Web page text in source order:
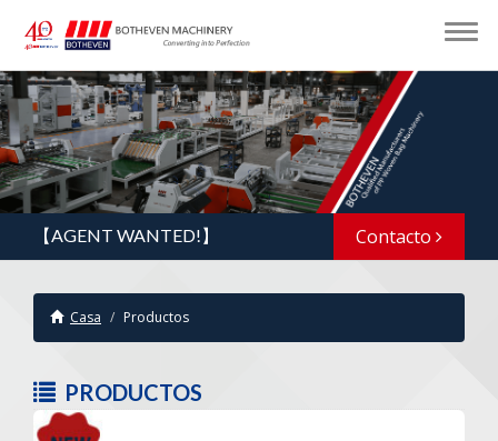
【AGENT WANTED!】 Contacto
Casa Productos
PRODUCTOS